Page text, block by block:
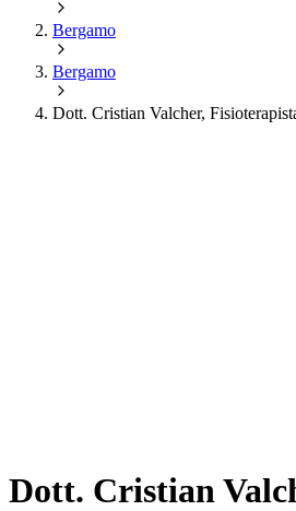
Bergamo
Bergamo
Dott. Cristian Valcher,
Dott. Cristian